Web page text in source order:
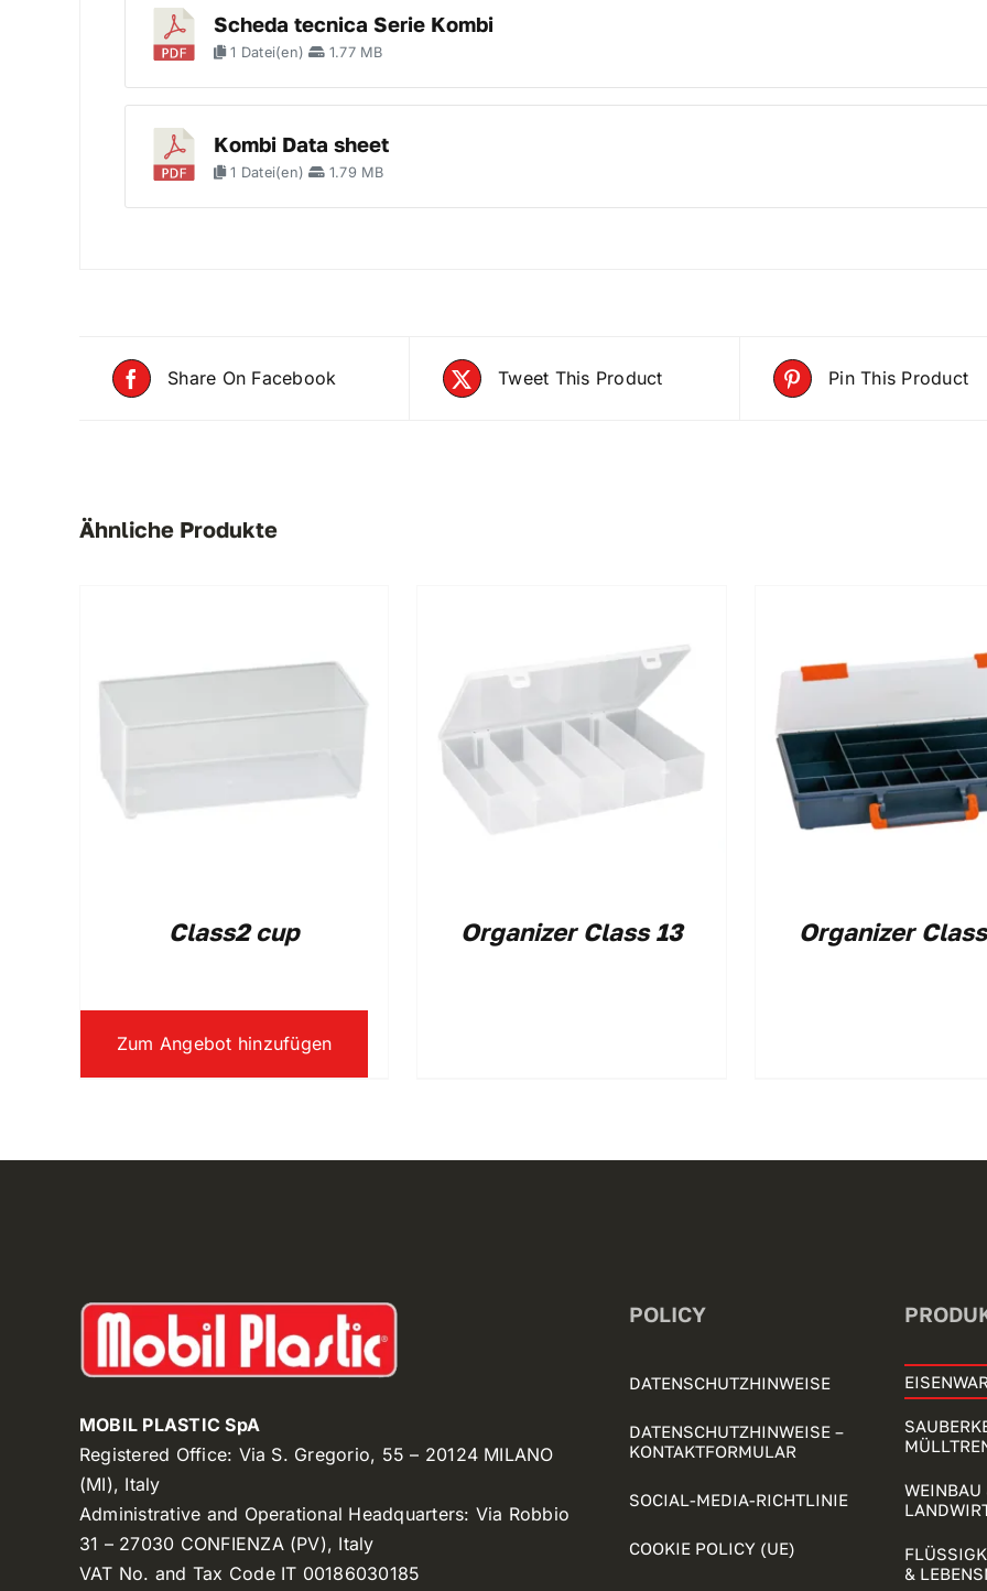
Scheda tecnica Serie Kombi
1 Datei(en) 1.77 MB
Kombi Data sheet
1 Datei(en) 1.79 MB
Share On Facebook Tweet This Product Pin This Product
Ähnliche Produkte
Class2 cup
Zum Angebot hinzufügen
Organizer Class 13 Organizer
MOBIL PLASTIC SpA
Registered Office: Via S. Gregorio, 55 – 20124 MILANO
(MI), Italy
Administrative and Operational Headquarters: Via Robbio
31 – 27030 CONFIENZA (PV), Italy
VAT No. and Tax Code IT 00186030185
POLICY
DATENSCHUTZHINWEISE
DATENSCHUTZHINWEISE –
KONTAKTFORMULAR
SOCIAL-MEDIA-RICHTLINIE
COOKIE POLICY (UE)
WEINBAU
&